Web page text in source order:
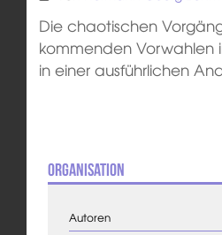
Die chaotischen
kommenden Vorwahlen
in einer ausführlichen
Organisation
Autoren